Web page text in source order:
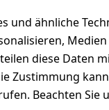
und ähnliche
diese Daten
Zustimmung
Beachten Sie